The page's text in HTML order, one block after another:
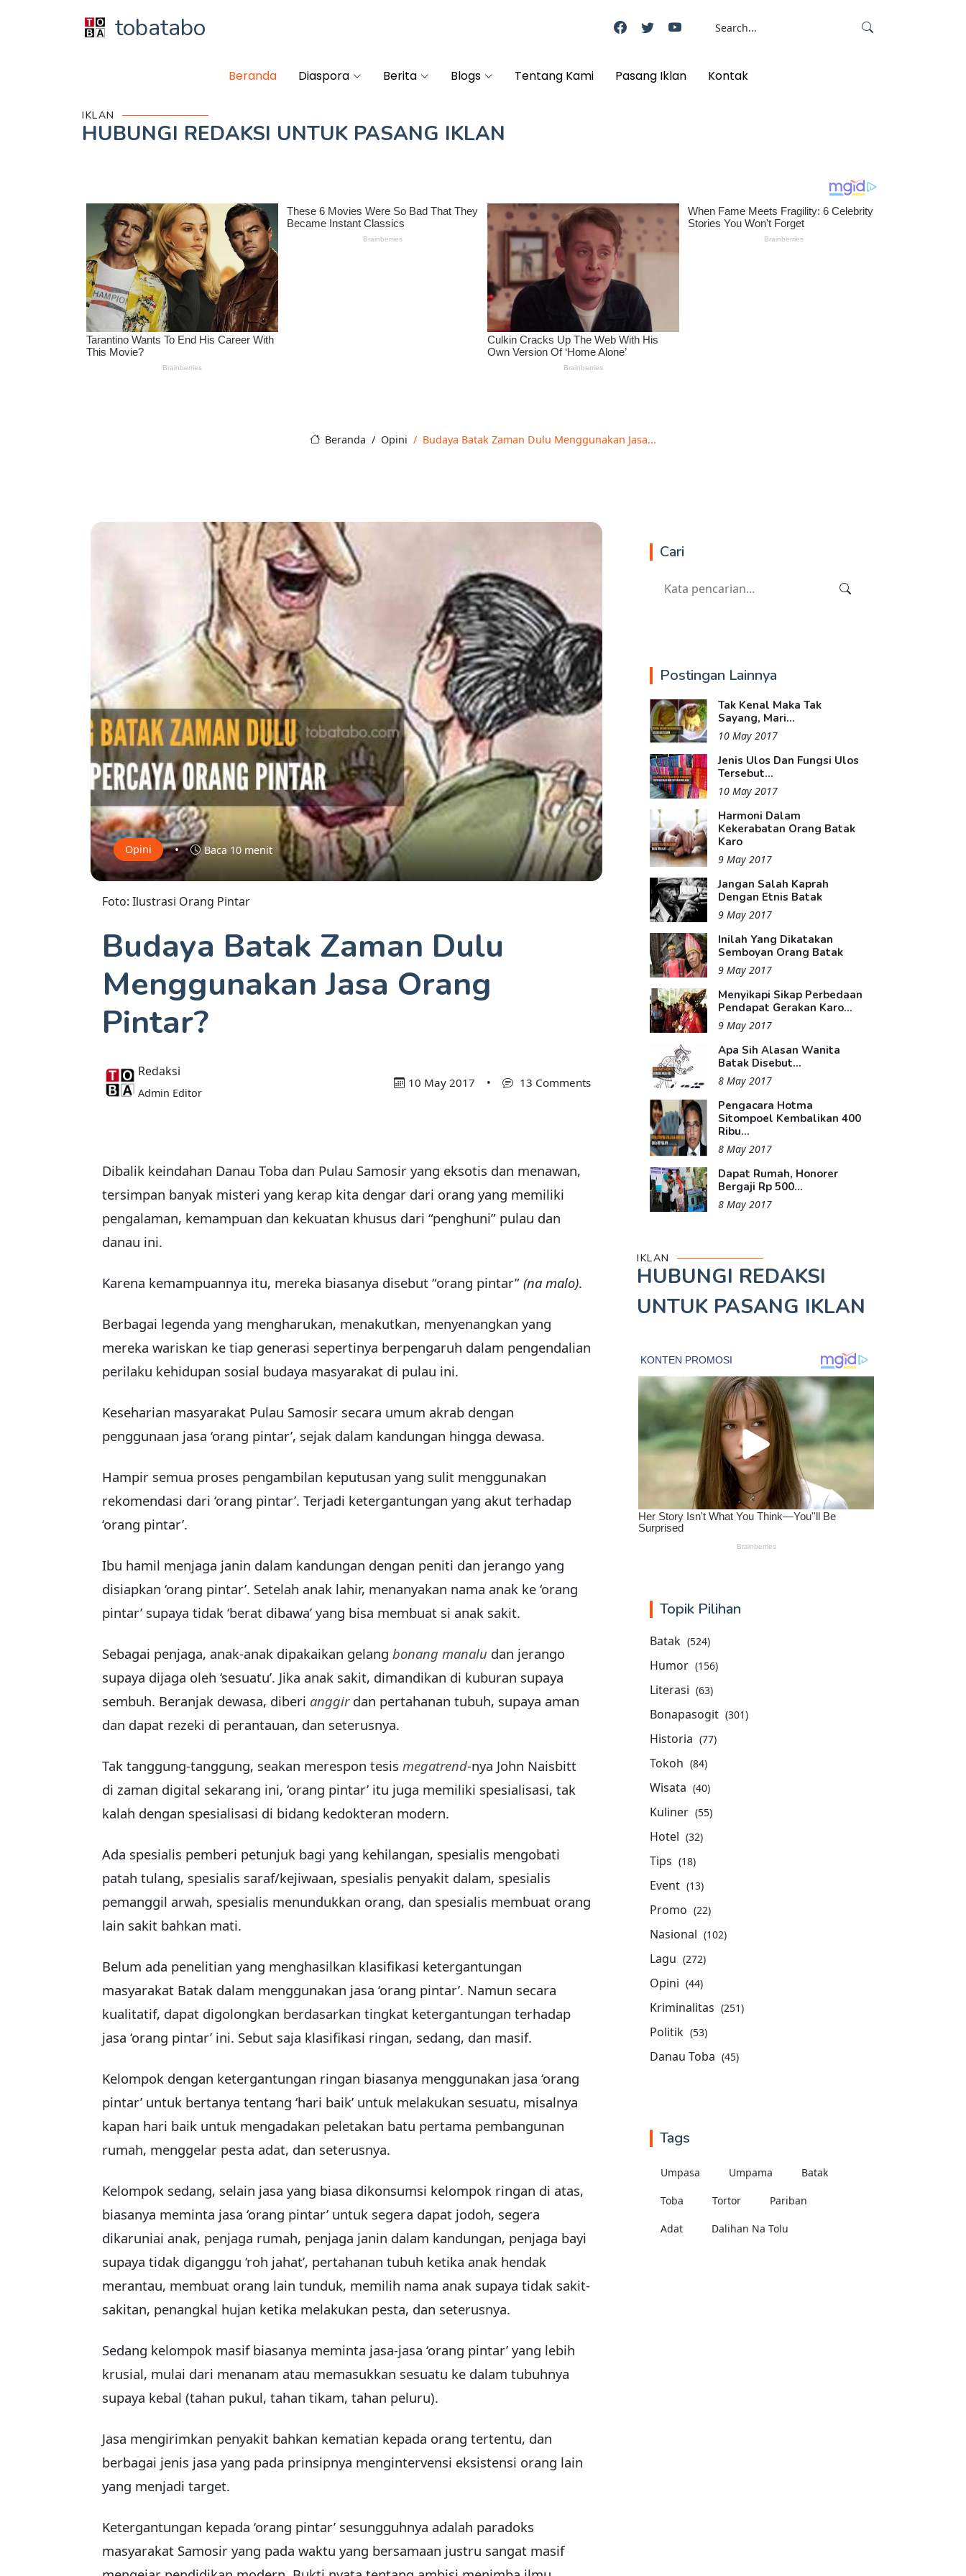
tobatabo
Beranda Diaspora Berita Blogs Tentang Kami Pasang Iklan Kontak
IKLAN
HUBUNGI REDAKSI UNTUK PASANG IKLAN
Beranda Opini Budaya Batak Zaman Dulu Menggunakan Jasa...
Opini • Baca 10 menit
Foto: Ilustrasi Orang Pintar
Budaya Batak Zaman Dulu
Menggunakan Jasa Orang
Pintar?
Redaksi
Admin Editor
10 May 2017 • 13 Comments
Dibalik keindahan Danau Toba dan Pulau Samosir yang eksotis dan menawan,
tersimpan banyak misteri yang kerap kita dengar dari orang yang memiliki
pengalaman, kemampuan dan kekuatan khusus dari “penghuni” pulau dan
danau ini.
Karena kemampuannya itu, mereka biasanya disebut “orang pintar” (na malo).
Berbagai legenda yang mengharukan, menakutkan, menyenangkan yang
mereka wariskan ke tiap generasi sepertinya berpengaruh dalam pengendalian
perilaku kehidupan sosial budaya masyarakat di pulau ini.
Keseharian masyarakat Pulau Samosir secara umum akrab dengan
penggunaan jasa ‘orang pintar’, sejak dalam kandungan hingga dewasa.
Hampir semua proses pengambilan keputusan yang sulit menggunakan
rekomendasi dari ‘orang pintar’. Terjadi ketergantungan yang akut terhadap
‘orang pintar’.
Ibu hamil menjaga janin dalam kandungan dengan peniti dan jerango yang
disiapkan ‘orang pintar’. Setelah anak lahir, menanyakan nama anak ke ‘orang
pintar’ supaya tidak ‘berat dibawa’ yang bisa membuat si anak sakit.
Sebagai penjaga, anak-anak dipakaikan gelang bonang manalu dan jerango
supaya dijaga oleh ‘sesuatu’. Jika anak sakit, dimandikan di kuburan supaya
sembuh. Beranjak dewasa, diberi anggirdan pertahanan tubuh, supaya aman
dan dapat rezeki di perantauan, dan seterusnya.
Tak tanggung-tanggung, seakan merespon tesis megatrend-nya John Naisbitt
di zaman digital sekarang ini, ‘orang pintar’ itu juga memiliki spesialisasi, tak
kalah dengan spesialisasi di bidang kedokteran modern.
Ada spesialis pemberi petunjuk bagi yang kehilangan, spesialis mengobati
patah tulang, spesialis saraf/kejiwaan, spesialis penyakit dalam, spesialis
pemanggil arwah, spesialis menundukkan orang, dan spesialis membuat orang
lain sakit bahkan mati.
Belum ada penelitian yang menghasilkan klasifikasi ketergantungan
masyarakat Batak dalam menggunakan jasa ‘orang pintar’. Namun secara
kualitatif, dapat digolongkan berdasarkan tingkat ketergantungan terhadap
jasa ‘orang pintar’ ini. Sebut saja klasifikasi ringan, sedang, dan masif.
Kelompok dengan ketergantungan ringan biasanya menggunakan jasa ‘orang
pintar’ untuk bertanya tentang ‘hari baik’ untuk melakukan sesuatu, misalnya
kapan hari baik untuk mengadakan peletakan batu pertama pembangunan
rumah, menggelar pesta adat, dan seterusnya.
Kelompok sedang, selain jasa yang biasa dikonsumsi kelompok ringan di atas,
biasanya meminta jasa ‘orang pintar’ untuk segera dapat jodoh, segera
dikaruniai anak, penjaga rumah, penjaga janin dalam kandungan, penjaga bayi
supaya tidak diganggu ‘roh jahat’, pertahanan tubuh ketika anak hendak
merantau, membuat orang lain tunduk, memilih nama anak supaya tidak sakit-
sakitan, penangkal hujan ketika melakukan pesta, dan seterusnya.
Sedang kelompok masif biasanya meminta jasa-jasa ‘orang pintar’ yang lebih
krusial, mulai dari menanam atau memasukkan sesuatu ke dalam tubuhnya
supaya kebal (tahan pukul, tahan tikam, tahan peluru).
Jasa mengirimkan penyakit bahkan kematian kepada orang tertentu, dan
berbagai jenis jasa yang pada prinsipnya mengintervensi eksistensi orang lain
yang menjadi target.
Ketergantungan kepada ‘orang pintar’ sesungguhnya adalah paradoks
masyarakat Samosir yang pada waktu yang bersamaan justru sangat masif
Cari
Postingan Lainnya
Tak Kenal Maka Tak
Sayang, Mari...
10 May 2017
Jenis Ulos Dan Fungsi Ulos
Tersebut...
10 May 2017
Harmoni Dalam
Kekerabatan Orang Batak
Karo
9 May 2017
Jangan Salah Kaprah
Dengan Etnis Batak
9 May 2017
Inilah Yang Dikatakan
Semboyan Orang Batak
9 May 2017
Menyikapi Sikap Perbedaan
Pendapat Gerakan Karo...
9 May 2017
Apa Sih Alasan Wanita
Batak Disebut...
8 May 2017
Pengacara Hotma
Sitompoel Kembalikan 400
Ribu...
8 May 2017
Dapat Rumah, Honorer
Bergaji Rp 500...
8 May 2017
IKLAN
HUBUNGI REDAKSI
UNTUK PASANG IKLAN
Topik Pilihan
Batak (524)
Humor (156)
Literasi (63)
Bonapasogit (301)
Historia (77)
Tokoh (84)
Wisata (40)
Kuliner (55)
Hotel (32)
Tips (18)
Event (13)
Promo (22)
Nasional (102)
Lagu (272)
Opini (44)
Kriminalitas (251)
Politik (53)
Danau Toba (45)
Tags
Umpasa Umpama Batak
Toba Tortor Pariban
Adat Dalihan Na Tolu